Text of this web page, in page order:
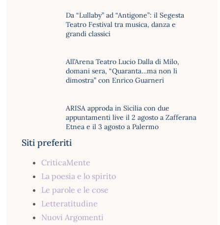
Da “Lullaby” ad “Antigone”: il Segesta
Teatro Festival tra musica, danza e
grandi classici
All’Arena Teatro Lucio Dalla di Milo,
domani sera, “Quaranta…ma non li
dimostra” con Enrico Guarneri
ARISA approda in Sicilia con due
appuntamenti live il 2 agosto a Zafferana
Etnea e il 3 agosto a Palermo
Siti preferiti
CriticaMente
La poesia e lo spirito
Le parole e le cose
Letteratitudine
Nuovi Argomenti